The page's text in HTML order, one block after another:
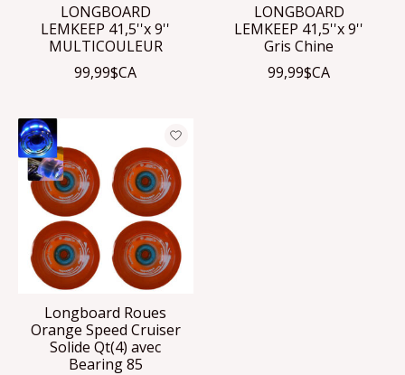
LONGBOARD
LEMKEEP 41,5''x 9''
MULTICOULEUR
99,99$CA
LONGBOARD
LEMKEEP 41,5''x 9''
Gris Chine
99,99$CA
Longboard Roues
Orange Speed Cruiser
Solide Qt(4) avec
Bearing 85